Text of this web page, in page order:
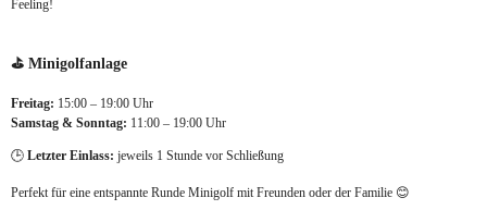
Feeling!
⛳ Minigolfanlage
Freitag: 15:00 – 19:00 Uhr
Samstag & Sonntag: 11:00 – 19:00 Uhr
🕒 Letzter Einlass: jeweils 1 Stunde vor Schließung
Perfekt für eine entspannte Runde Minigolf mit Freunden oder der Familie 😊